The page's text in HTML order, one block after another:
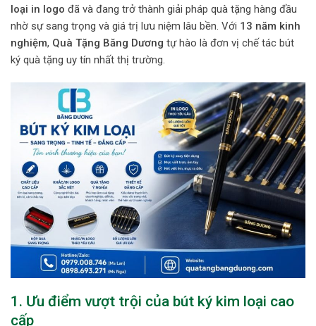
loại in logo đã và đang trở thành giải pháp quà tặng hàng đầu
nhờ sự sang trọng và giá trị lưu niệm lâu bền. Với 13 năm kinh
nghiệm, Quà Tặng Băng Dương tự hào là đơn vị chế tác bút
ký quà tặng uy tín nhất thị trường.
1. Ưu điểm vượt trội của bút ký kim loại cao
cấp